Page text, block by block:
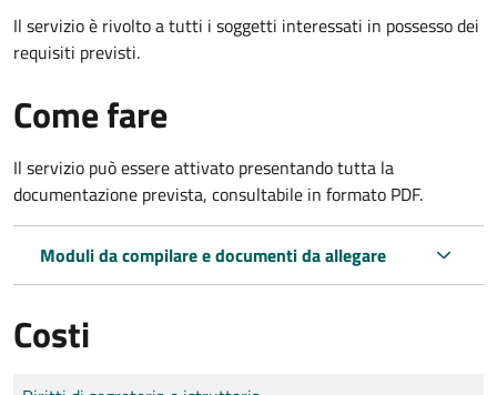
Il servizio è rivolto a tutti i soggetti interessati in possesso dei
requisiti previsti.
Come fare
Il servizio può essere attivato presentando tutta la
documentazione prevista, consultabile in formato PDF.
Moduli da compilare e documenti da allegare
Costi
Tipo di pagamento
Importo